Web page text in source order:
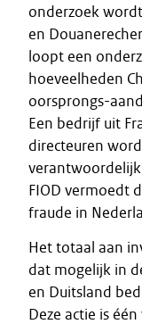
onderzoek
en
loopt een
hoeveelheden
oorsprongs-
Een bedrijf uit
directeuren
FIOD vermoedt
fraude in
Het totaal aan
dat mogelijk in
en Duitsland
Deze actie is